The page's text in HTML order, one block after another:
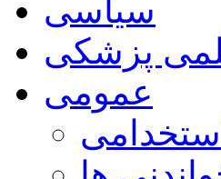
سیاسی
پزشکی
عمومی
استخدامی